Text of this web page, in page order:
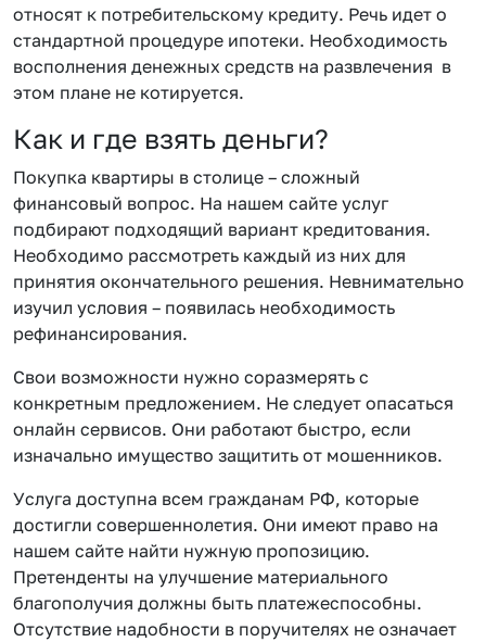
относят к потребительскому кредиту. Речь идет о
стандартной процедуре ипотеки. Необходимость
восполнения денежных средств на развлечения в
этом плане не котируется.
Как и где взять деньги?
Покупка квартиры в столице – сложный
финансовый вопрос. На нашем сайте услуг
подбирают подходящий вариант кредитования.
Необходимо рассмотреть каждый из них для
принятия окончательного решения. Невнимательно
изучил условия – появилась необходимость
рефинансирования.
Свои возможности нужно соразмерять с
конкретным предложением. Не следует опасаться
онлайн сервисов. Они работают быстро, если
изначально имущество защитить от мошенников.
Услуга доступна всем гражданам РФ, которые
достигли совершеннолетия. Они имеют право на
нашем сайте найти нужную пропозицию.
Претенденты на улучшение материального
благополучия должны быть платежеспособны.
Отсутствие надобности в поручителях не означает